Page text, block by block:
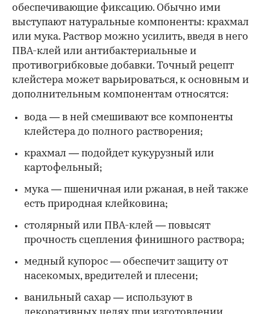
обеспечивающие фиксацию. Обычно ими
выступают натуральные компоненты: крахмал
или мука. Раствор можно усилить, введя в него
ПВА-клей или антибактериальные и
противогрибковые добавки. Точный рецепт
клейстера может варьироваться, к основным и
дополнительным компонентам относятся:
вода — в ней смешивают все компоненты
клейстера до полного растворения;
крахмал — подойдет кукурузный или
картофельный;
мука — пшеничная или ржаная, в ней также
есть природная клейковина;
столярный или ПВА-клей — повысят
прочность сцепления финишного раствора;
медный купорос — обеспечит защиту от
насекомых, вредителей и плесени;
ванильный сахар — используют в